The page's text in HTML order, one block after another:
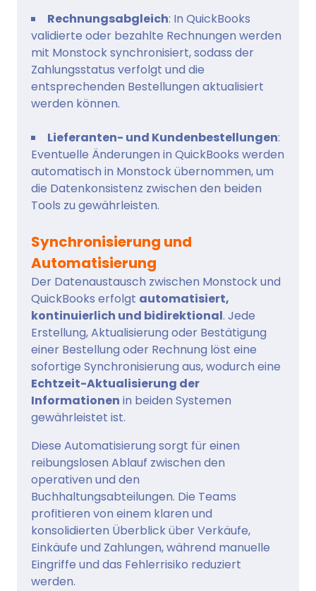
Rechnungsabgleich: In QuickBooks
validierte oder bezahlte Rechnungen werden
mit Monstock synchronisiert, sodass der
Zahlungsstatus verfolgt und die
entsprechenden Bestellungen aktualisiert
werden können.
Lieferanten- und Kundenbestellungen:
Eventuelle Änderungen in QuickBooks werden
automatisch in Monstock übernommen, um
die Datenkonsistenz zwischen den beiden
Tools zu gewährleisten.
Synchronisierung und
Automatisierung
Der Datenaustausch zwischen Monstock und
QuickBooks erfolgt automatisiert,
kontinuierlich und bidirektional. Jede
Erstellung, Aktualisierung oder Bestätigung
einer Bestellung oder Rechnung löst eine
sofortige Synchronisierung aus, wodurch eine
Echtzeit-Aktualisierung der
Informationen in beiden Systemen
gewährleistet ist.
Diese Automatisierung sorgt für einen
reibungslosen Ablauf zwischen den
operativen und den
Buchhaltungsabteilungen. Die Teams
profitieren von einem klaren und
konsolidierten Überblick über Verkäufe,
Einkäufe und Zahlungen, während manuelle
Eingriffe und das Fehlerrisiko reduziert
werden.